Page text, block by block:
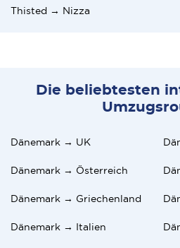
Thisted → Nizza
Die beliebtesten
Dänemark → UK
Dänemark → Österreich
Dänemark → Griechenland
Dänemark → Italien